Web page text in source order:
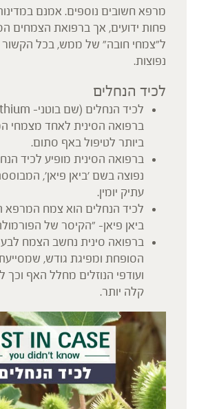
מרפא חשובים נוספים. אמנם
פחות ידועים, אך ברפואת הצמחים
ל"צמחי חובה" של ממש, בכל הקשור
נפוצות.
לכיד הנחלים
ברפואה הסינית לאחד מצמחי
ביותר לטיפול באף סתום.
ברפואה הסינית מופיע לכיד
נפוצה בשם 'ביאן פיאן',
עתיק יומין.
לכיד הנחלים הוא צמח המרפא
ביאן פיאן- "הקיסר של
ברפואה סינית נחשב הצמח
הסופחת ומפיגת גודש,
ועודפי הנוזלים מחלל האף
קלה יותר.